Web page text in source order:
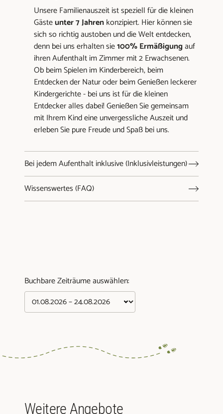
Unsere Familienauszeit ist speziell für die kleinen
Gästeunter 7 Jahrenkonzipiert. Hier können sie
sich so richtig austoben und die Welt entdecken,
denn bei uns erhalten sie100% Ermäßigungauf
ihren Aufenthalt im Zimmer mit 2 Erwachsenen.
Ob beim Spielen im Kinderbereich, beim
Entdecken der Natur oder beim Genießen leckerer
Kindergerichte - bei uns ist für die kleinen
Entdecker alles dabei! Genießen Sie gemeinsam
mit Ihrem Kind eine unvergessliche Auszeit und
erleben Sie pure Freude und Spaß bei uns.
Bei jedem Aufenthalt inklusive (Inklusivleistungen)
Wissenswertes (FAQ)
Buchbare Zeiträume auswählen:
Weitere Angebote